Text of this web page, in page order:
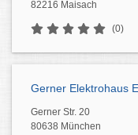
82216 Maisach
(0)
Gerner Elektrohaus
Gerner Str. 20
80638 München